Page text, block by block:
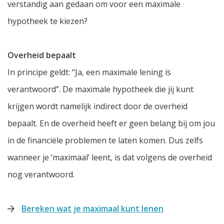
verstandig aan gedaan om voor een maximale
hypotheek te kiezen?
Overheid bepaalt
In principe geldt: “Ja, een maximale lening is
verantwoord”. De maximale hypotheek die jij kunt
krijgen wordt namelijk indirect door de overheid
bepaalt. En de overheid heeft er geen belang bij om jou
in de financiële problemen te laten komen. Dus zelfs
wanneer je ‘maximaal’ leent, is dat volgens de overheid
nog verantwoord.
Bereken wat je maximaal kunt lenen